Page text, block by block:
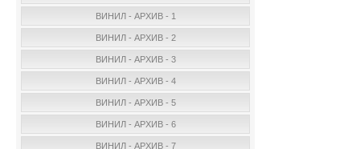
ВИНИЛ - АРХИВ - 1
ВИНИЛ - АРХИВ - 2
ВИНИЛ - АРХИВ - 3
ВИНИЛ - АРХИВ - 4
ВИНИЛ - АРХИВ - 5
ВИНИЛ - АРХИВ - 6
ВИНИЛ - АРХИВ - 7